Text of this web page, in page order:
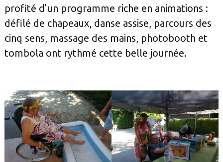
profité d’un programme riche en animations :
défilé de chapeaux, danse assise, parcours des
cinq sens, massage des mains, photobooth et
tombola ont rythmé cette belle journée.